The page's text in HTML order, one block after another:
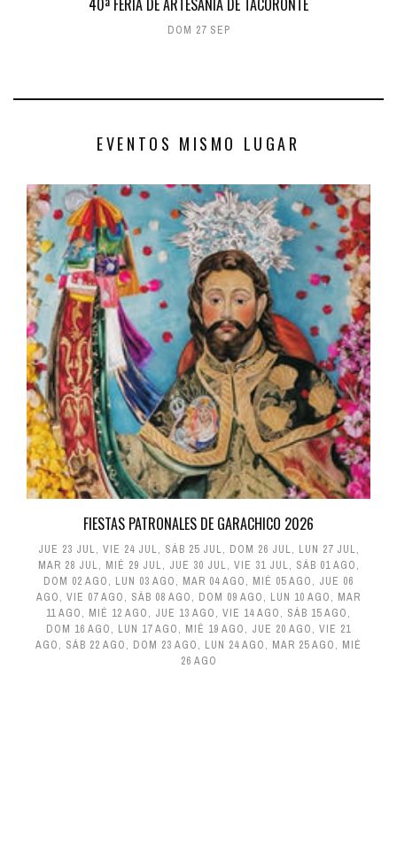
40ª FERIA DE ARTESANÍA DE TACORONTE
DOM 27 SEP
EVENTOS MISMO LUGAR
FIESTAS PATRONALES DE GARACHICO 2026
JUE 23 JUL, VIE 24 JUL, SÁB 25 JUL, DOM 26 JUL, LUN 27 JUL,
MAR 28 JUL, MIÉ 29 JUL, JUE 30 JUL, VIE 31 JUL, SÁB 01 AGO,
DOM 02 AGO, LUN 03 AGO, MAR 04 AGO, MIÉ 05 AGO, JUE 06
AGO, VIE 07 AGO, SÁB 08 AGO, DOM 09 AGO, LUN 10 AGO, MAR
11 AGO, MIÉ 12 AGO, JUE 13 AGO, VIE 14 AGO, SÁB 15 AGO,
DOM 16 AGO, LUN 17 AGO, MIÉ 19 AGO, JUE 20 AGO, VIE 21
AGO, SÁB 22 AGO, DOM 23 AGO, LUN 24 AGO, MAR 25 AGO, MIÉ
26 AGO